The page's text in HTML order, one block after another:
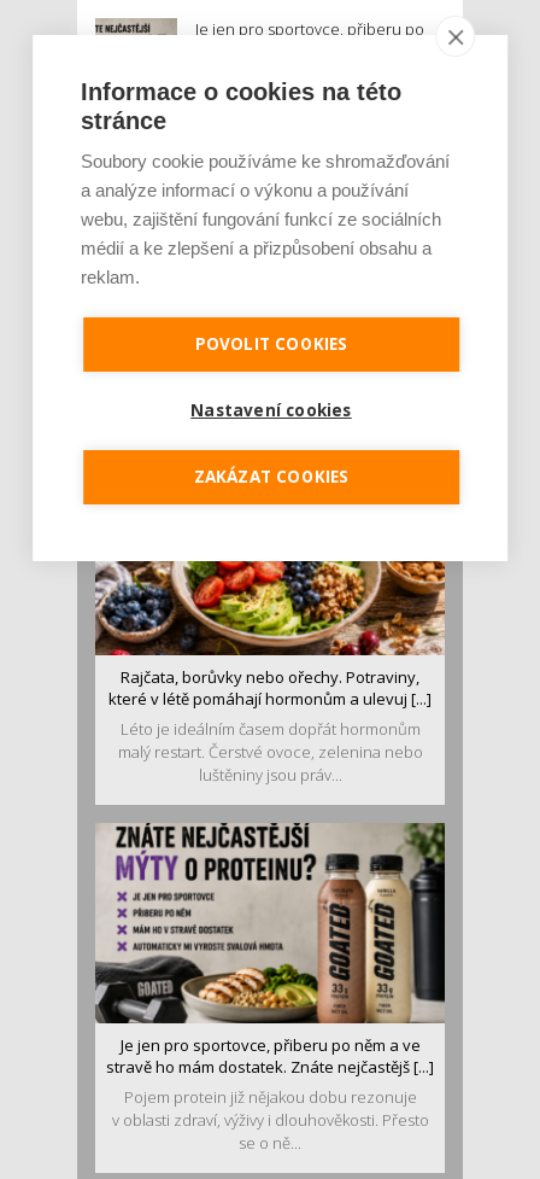
Je jen pro sportovce, přiberu po
sedm měsíců 200 tisíc
proteinových drinků. Reaguje na
poptávku po funkčním a čistém
složení
navigace
MOHLO BY VÁS ZAJÍMAT:
Rajčata, borůvky nebo ořechy. Potraviny,
které v létě pomáhají hormonům a ulevuj [...]
Léto je ideálním časem dopřát hormonům
malý restart. Čerstvé ovoce, zelenina nebo
luštěniny jsou práv...
Je jen pro sportovce, přiberu po něm a ve
stravě ho mám dostatek. Znáte nejčastějš [...]
Pojem protein již nějakou dobu rezonuje
v oblasti zdraví, výživy i dlouhověkosti. Přesto
se o ně...
Informace o cookies na této
stránce
Soubory cookie používáme ke shromažďování
a analýze informací o výkonu a používání
webu, zajištění fungování funkcí ze sociálních
médií a ke zlepšení a přizpůsobení obsahu a
reklam.
POVOLIT COOKIES
Nastavení cookies
ZAKÁZAT COOKIES